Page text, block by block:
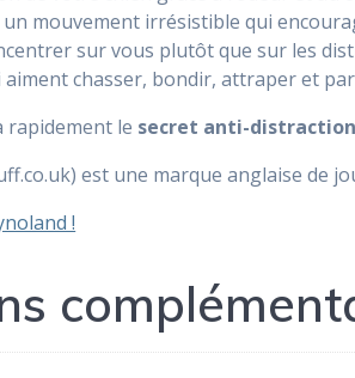
mouvement irrésistible qui
sur vous plutôt que sur les
aiment chasser, bondir, attraper et
rapidement le secret anti-distraction
est une marque anglaise de
!